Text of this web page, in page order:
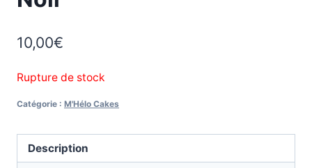
10,00€
Rupture de stock
Catégorie : M'Hélo Cakes
Description